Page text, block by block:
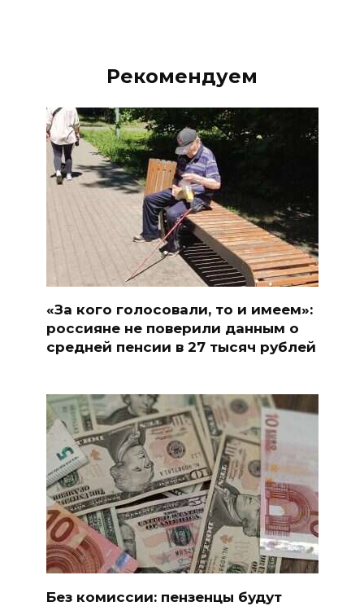
Рекомендуем
«За кого голосовали, то и имеем»:
россияне не поверили данным о
средней пенсии в 27 тысяч рублей
Без комиссии: пензенцы будут